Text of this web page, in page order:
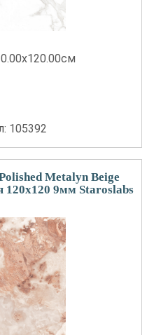
105392
Metalyn Beige
120x120 9мм Staroslabs